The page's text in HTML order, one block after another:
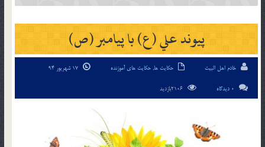
پيوند علي (ع) با پيامبر (ص)
خادم اهل البیت حکایت ها, حکایت های آموزنده
0 دیدگاه